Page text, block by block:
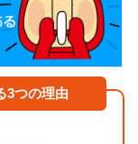
3つの理由